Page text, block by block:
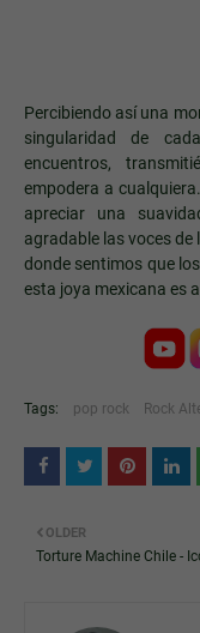
Percibiendo así una
singularidad de
encuentros,
empodera a cualquiera.
apreciar una
agradable las voces
donde sentimos que
esta joya mexicana es
Tags: pop rock Rock
OLDER
Torture Machine Chile -